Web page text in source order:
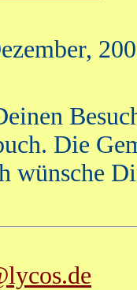
Die
wünsche